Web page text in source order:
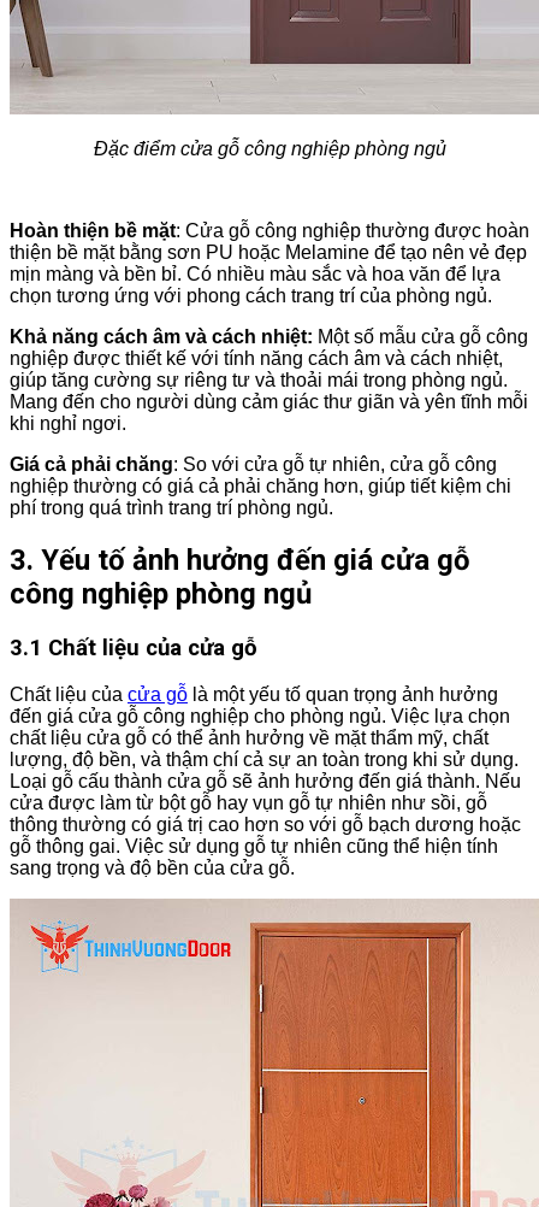
Đặc điểm cửa gỗ công nghiệp phòng ngủ
Hoàn thiện bề mặt: Cửa gỗ công nghiệp thường được hoàn
thiện bề mặt bằng sơn PU hoặc Melamine để tạo nên vẻ đẹp
mịn màng và bền bỉ. Có nhiều màu sắc và hoa văn để lựa
chọn tương ứng với phong cách trang trí của phòng ngủ.
Khả năng cách âm và cách nhiệt: Một số mẫu cửa gỗ công
nghiệp được thiết kế với tính năng cách âm và cách nhiệt,
giúp tăng cường sự riêng tư và thoải mái trong phòng ngủ.
Mang đến cho người dùng cảm giác thư giãn và yên tĩnh mỗi
khi nghỉ ngơi.
Giá cả phải chăng: So với cửa gỗ tự nhiên, cửa gỗ công
nghiệp thường có giá cả phải chăng hơn, giúp tiết kiệm chi
phí trong quá trình trang trí phòng ngủ.
3. Yếu tố ảnh hưởng đến giá cửa gỗ
công nghiệp phòng ngủ
3.1 Chất liệu của cửa gỗ
Chất liệu của cửa gỗ là một yếu tố quan trọng ảnh hưởng
đến giá cửa gỗ công nghiệp cho phòng ngủ. Việc lựa chọn
chất liệu cửa gỗ có thể ảnh hưởng về mặt thẩm mỹ, chất
lượng, độ bền, và thậm chí cả sự an toàn trong khi sử dụng.
Loại gỗ cấu thành cửa gỗ sẽ ảnh hưởng đến giá thành. Nếu
cửa được làm từ bột gỗ hay vụn gỗ tự nhiên như sồi, gỗ
thông thường có giá trị cao hơn so với gỗ bạch dương hoặc
gỗ thông gai. Việc sử dụng gỗ tự nhiên cũng thể hiện tính
sang trọng và độ bền của cửa gỗ.